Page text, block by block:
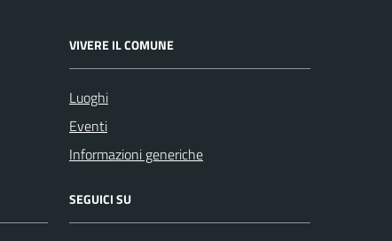
VIVERE IL COMUNE
Luoghi
Eventi
Informazioni generiche
SEGUICI SU